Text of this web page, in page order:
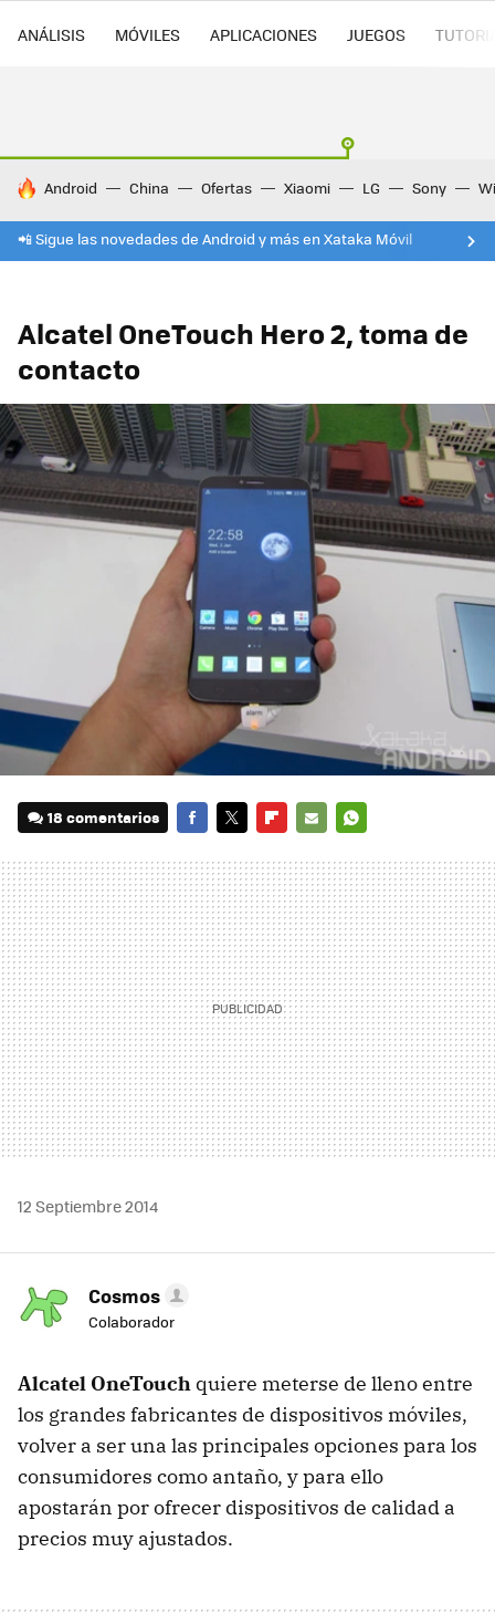
ANÁLISIS MÓVILES APLICACIONES JUEGOS
HOY SE HABLA DE
Android China Ofertas Xiaomi LG Sony
📲 Sigue las novedades de Android y más en Xataka Móvil
Alcatel OneTouch Hero 2, toma de
contacto
18 comentarios
MAIL
12 Septiembre 2014
Cosmos
Colaborador
Alcatel OneTouch quiere meterse de lleno entre
los grandes fabricantes de dispositivos móviles,
volver a ser una las principales opciones para los
consumidores como antaño, y para ello
apostarán por ofrecer dispositivos de calidad a
precios muy ajustados.